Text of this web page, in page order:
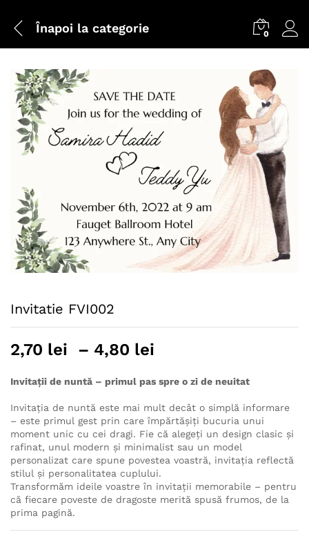
Înapoi la categorie 0
Invitatie FVI002
2,70 lei – 4,80 lei
prețuri:
2,70 lei
până
la
4,80 lei
Invitații de nuntă – primul pas spre o zi de neuitat
Invitația de nuntă este mai mult decât o simplă informare
– este primul gest prin care împărtășiți bucuria unui
moment unic cu cei dragi. Fie că alegeți un design clasic și
rafinat, unul modern și minimalist sau un model
personalizat care spune povestea voastră, invitația reflectă
stilul și personalitatea cuplului.
Transformăm ideile voastre în invitații memorabile – pentru
că fiecare poveste de dragoste merită spusă frumos, de la
prima pagină.